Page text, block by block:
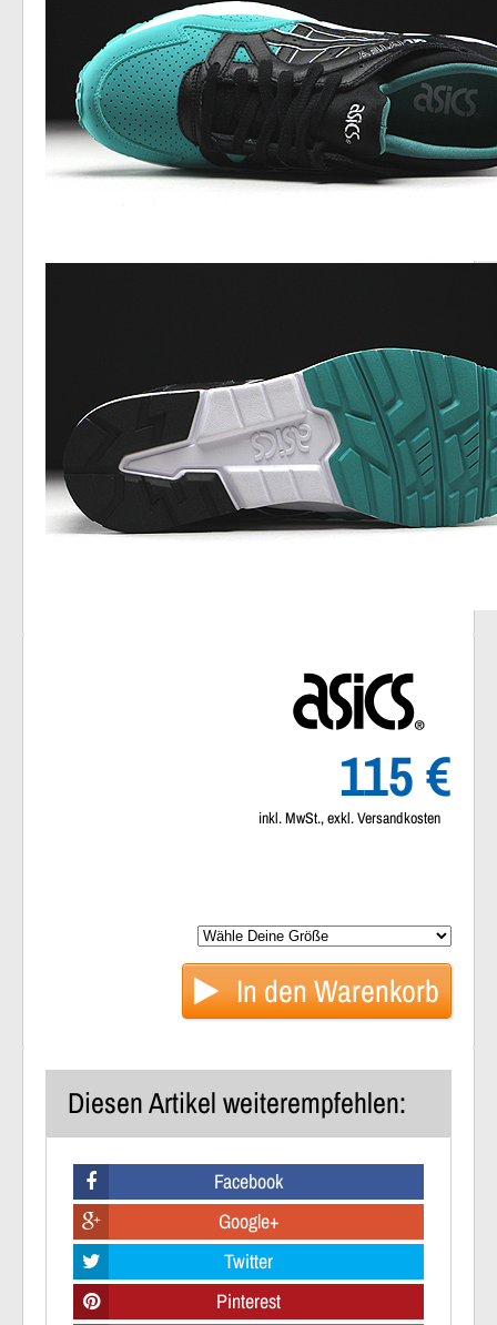
In denWarenkorb
115 €
inkl. MwSt., exkl. Versandkosten
Diesen Artikel weiterempfehlen:
Facebook
Google+
Twitter
Pinterest